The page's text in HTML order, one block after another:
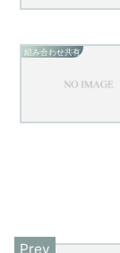
組み合わせ共有